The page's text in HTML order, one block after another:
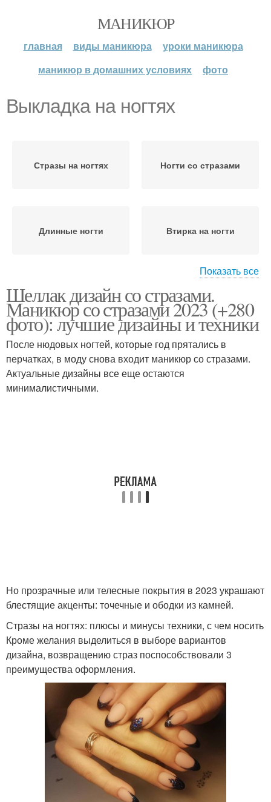
МАНИКЮР
главная виды маникюра
уроки маникюра
маникюр в домашних условиях
фото
Выкладка на ногтях
Стразы на ногтях Ногти со стразами
Длинные ногти Втирка на ногти
Ногти с бульонками
Показать все
Шеллак дизайн со стразами.
Маникюр со стразами 2023 (+280
фото): лучшие дизайны и техники
После нюдовых ногтей, которые год прятались в
перчатках, в моду снова входит маникюр со стразами.
Актуальные дизайны все еще остаются
минималистичными.
Но прозрачные или телесные покрытия в 2023 украшают
блестящие акценты: точечные и ободки из камней.
Стразы на ногтях: плюсы и минусы техники, с чем носить
Кроме желания выделиться в выборе вариантов
дизайна, возвращению страз поспособствовали 3
преимущества оформления.